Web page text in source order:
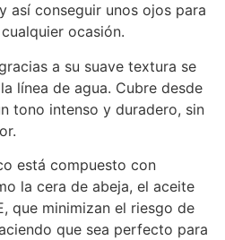
así conseguir unos ojos para
ocasión.
a su suave textura se
línea de agua. Cubre desde
tono intenso y duradero, sin
está compuesto con
la cera de abeja, el aceite
que minimizan el riesgo de
que sea perfecto para